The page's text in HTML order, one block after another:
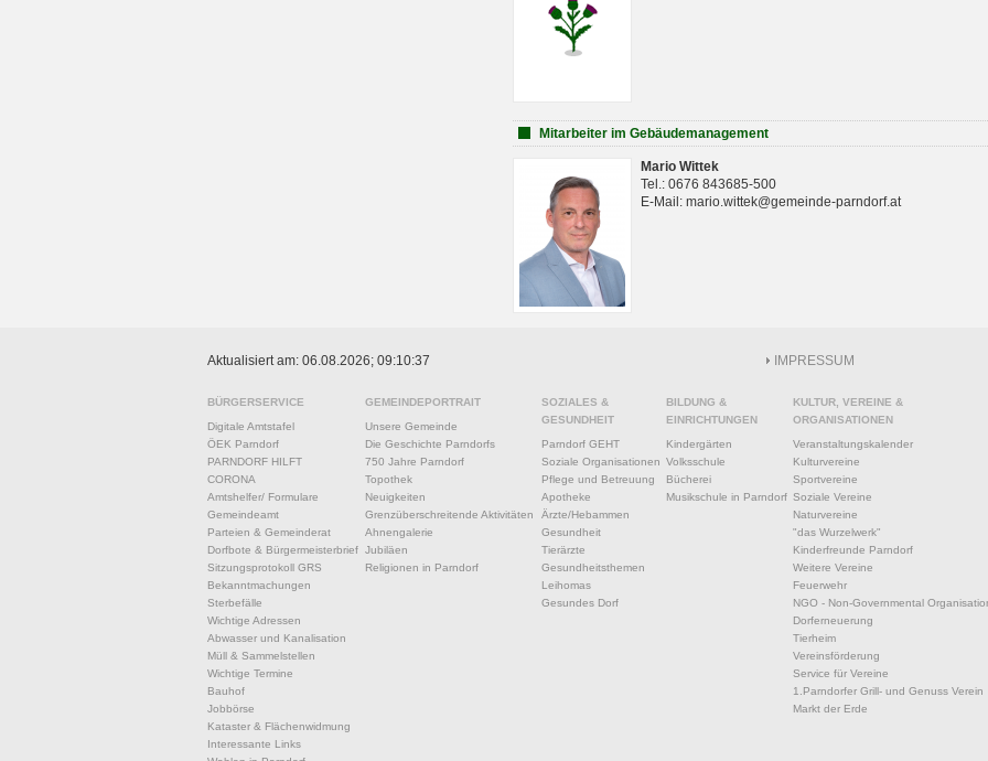
Mitarbeiter im Gebäudemanagement
Mario Wittek
Tel.: 0676 843685-500
E-Mail: mario.wittek@gemeinde-parndorf.at
Aktualisiert am: 06.08.2026; 09:10:37 IMPRESSUM
BÜRGERSERVICE
Digitale Amtstafel
ÖEK Parndorf
PARNDORF HILFT
CORONA
Amtshelfer/ Formulare
Gemeindeamt
Parteien & Gemeinderat
Dorfbote & Bürgermeisterbrief
Sitzungsprotokoll GRS
Bekanntmachungen
Sterbefälle
Wichtige Adressen
Abwasser und Kanalisation
Müll & Sammelstellen
Wichtige Termine
Bauhof
Jobbörse
Kataster & Flächenwidmung
Interessante Links
GEMEINDEPORTRAIT
Unsere Gemeinde
Die Geschichte Parndorfs
750 Jahre Parndorf
Topothek
Neuigkeiten
Grenzüberschreitende Aktivitäten
Ahnengalerie
Jubiläen
Religionen in Parndorf
SOZIALES &
GESUNDHEIT
Parndorf GEHT
Soziale Organisationen
Pflege und Betreuung
Apotheke
Ärzte/Hebammen
Gesundheit
Tierärzte
Gesundheitsthemen
Leihomas
Gesundes Dorf
BILDUNG &
EINRICHTUNGEN
Kindergärten
Volksschule
Bücherei
Musikschule in Parndorf
KULTUR, VEREINE &
ORGANISATIONEN
Veranstaltungskalender
Kulturvereine
Sportvereine
Soziale Vereine
Naturvereine
"das Wurzelwerk"
Kinderfreunde Parndorf
Weitere Vereine
Feuerwehr
NGO - Non-Governmental
Dorferneuerung
Tierheim
Vereinsförderung
Service für Vereine
1.Parndorfer Grill- und Genuss Verein
Markt der Erde